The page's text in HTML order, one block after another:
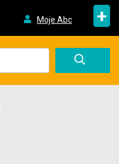
Moje Abc +